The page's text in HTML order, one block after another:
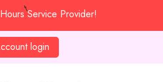
Service Provider!
login